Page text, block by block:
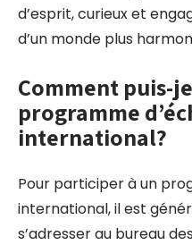
d’esprit, curieux et
d’un monde plus
Comment puis-
programme
international?
Pour participer à un
international, il est
s’adresser au bureau